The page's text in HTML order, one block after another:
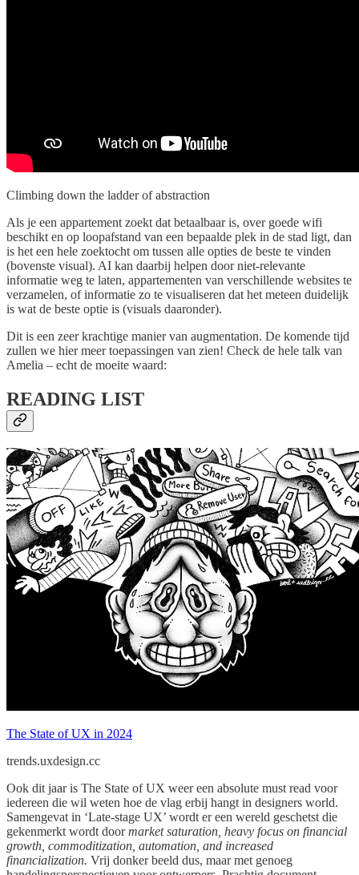
Climbing down the ladder of abstraction
Als je een appartement zoekt dat betaalbaar is, over goede wifi
beschikt en op loopafstand van een bepaalde plek in de stad ligt, dan
is het een hele zoektocht om tussen alle opties de beste te vinden
(bovenste visual). AI kan daarbij helpen door niet-relevante
informatie weg te laten, appartementen van verschillende websites te
verzamelen, of informatie zo te visualiseren dat het meteen duidelijk
is wat de beste optie is (visuals daaronder).
Dit is een zeer krachtige manier van augmentation. De komende tijd
zullen we hier meer toepassingen van zien! Check de hele talk van
Amelia – echt de moeite waard:
READING LIST
The State of UX in 2024
trends.uxdesign.cc
Ook dit jaar is The State of UX weer een absolute must read voor
iedereen die wil weten hoe de vlag erbij hangt in designers world.
Samengevat in ‘Late-stage UX’ wordt er een wereld geschetst die
gekenmerkt wordt doormarket saturation, heavy focus on financial
growth, commoditization, automation, and increased
financialization. Vrij donker beeld dus, maar met genoeg